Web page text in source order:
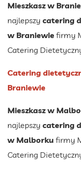
Mieszkasz w
najlepszy catering
w Braniewie firmy
Catering
Catering
Braniewie
Mieszkasz w
najlepszy catering
w Malborku firmy
Catering